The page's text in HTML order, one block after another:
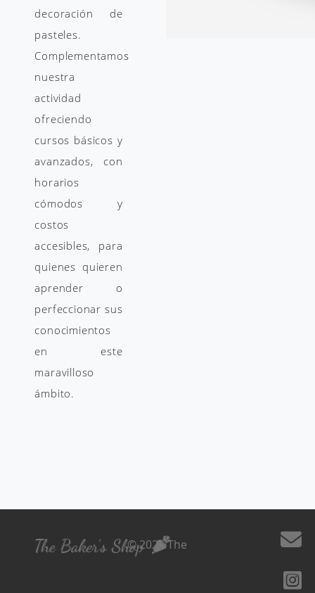
decoración de
pasteles.
Complementamos
nuestra
actividad
ofreciendo
cursos básicos y
avanzados, con
horarios
cómodos y
costos
accesibles, para
quienes quieren
aprender o
perfeccionar sus
conocimientos
en este
maravilloso
ámbito.
© 2026 The